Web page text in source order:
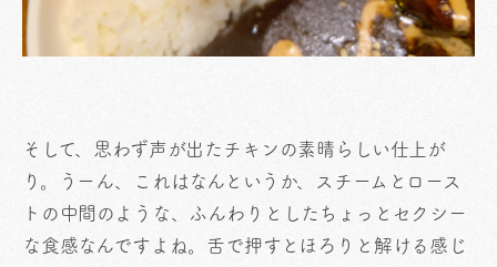
そして、思わず声が出たチキンの素晴らしい仕上が
り。うーん、これはなんというか、スチームとロース
トの中間のような、ふんわりとしたちょっとセクシー
な食感なんですよね。舌で押すとほろりと解ける感じ